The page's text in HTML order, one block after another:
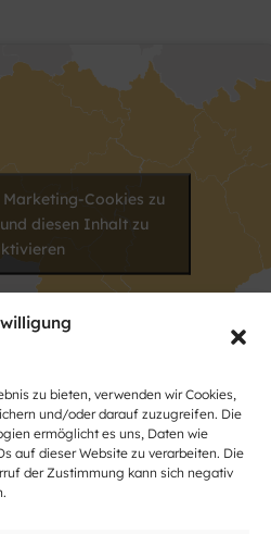
zu bieten, verwenden wir Cookies,
und/oder darauf zuzugreifen. Die
ermöglicht es uns, Daten wie
auf dieser Website zu verarbeiten. Die
der Zustimmung kann sich negativ
Cookies zu
diesen Inhalt zu